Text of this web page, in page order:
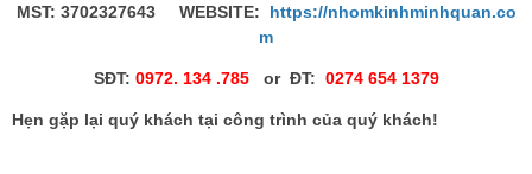
MST: 3702327643 WEBSITE: https://nhomkinhminhquan.co
m
SĐT: 0972. 134 .785 or ĐT: 0274 654 1379
Hẹn gặp lại quý khách tại công trình của quý khách!